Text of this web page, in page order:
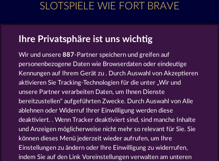
SLOTSPIELE WIE FORT BRAVE
Secret Mission King & Queen
Mallorca Wilds The Griffin
Ihre Privatsphäre ist uns wichtig
Wir und unsere887-Partner speichern und greifen auf
personenbezogene Daten wie Browserdaten oder eindeutige
Kennungen auf Ihrem Gerät zu . Durch Auswahl von Akzeptieren
aktivieren Sie Tracking-Technologien für die unter „Wir und
unsere Partner verarbeiten Daten, um Ihnen Dienste
bereitzustellen“ aufgeführten Zwecke. Durch Auswahl von Alle
ablehnen oder Widerruf Ihrer Einwilligung werden diese
deaktiviert. . Wenn Tracker deaktiviert sind, sind manche Inhalte
und Anzeigen möglicherweise nicht mehr so ​​relevant für Sie. Sie
können dieses Menü jederzeit wieder aufrufen, um Ihre
Einstellungen zu ändern oder Ihre Einwilligung zu widerrufen,
indem Sie auf den Link Voreinstellungen verwalten am unteren